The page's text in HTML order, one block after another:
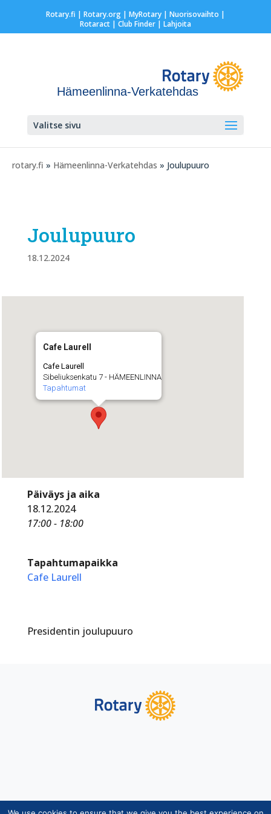
Rotary.fi | Rotary.org| MyRotary | Nuorisovaihto |
Rotaract| Club Finder| Lahjoita
Hämeenlinna-Verkatehdas
Valitse sivu
rotary.fi » Hämeenlinna-Verkatehdas » Joulupuuro
Joulupuuro
18.12.2024
Cafe Laurell
Cafe Laurell
Sibeliuksenkatu 7 - HÄMEENLINNA
Tapahtumat
Päiväys ja aika
18.12.2024
17:00 - 18:00
Tapahtumapaikka
Cafe Laurell
Presidentin joulupuuro